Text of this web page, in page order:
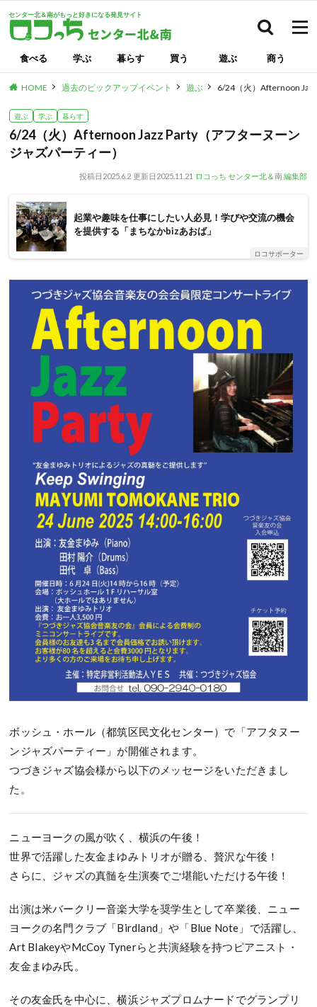
センター北＆南がもっと好きになる発見サイト
食べる 学ぶ 暮らす 買う 遊ぶ 商う
HOME 過去のピックアップイベント 遊ぶ 6/24（火）Afternoon
遊ぶ 学ぶ 暮らす
6/24（火）Afternoon Jazz Party（アフターヌーン
ジャズパーティー）
投稿日 2025.6.2 更新日 2025.11.21 ロコっち センター北＆南 編集部
起業や趣味を仕事にしたい人必見！学びや交流の機会
を提供する「まちなかbizあおば」
ロコサポーター
ボッシュ・ホール（都筑区民文化センター）で「アフタヌー
ンジャズパーティー」が開催されます。
つづきジャズ協会様から以下のメッセージをいただきまし
た。
ニューヨークの風が吹く、横浜の午後！
世界で活躍した友金まゆみトリオが贈る、贅沢な午後！
さらに、ジャズの真髄を生演奏でご堪能いただける午後！
出演は米バークリー音楽大学を奨学生として卒業後、ニュー
ヨークの名門クラブ「Birdland」や「Blue Note」で活躍し、
Art BlakeyやMcCoy Tynerらと共演経験を持つピアニスト・
友金まゆみ氏。
その友金氏を中心に、横浜ジャズプロムナードでグランプリ